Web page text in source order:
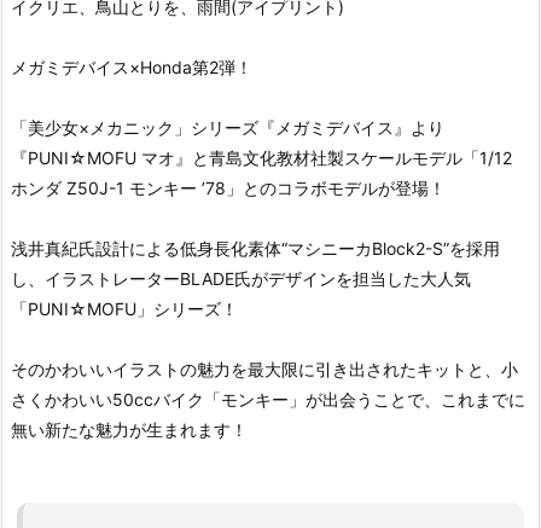
イクリエ、鳥山とりを、雨間(アイプリント)
メガミデバイス×Honda第2弾！
「美少女×メカニック」シリーズ『メガミデバイス』より
『PUNI☆MOFU マオ』と青島文化教材社製スケールモデル「1/12
ホンダ Z50J-1 モンキー ’78」とのコラボモデルが登場！
浅井真紀氏設計による低身長化素体“マシニーカBlock2-S”を採用
し、イラストレーターBLADE氏がデザインを担当した大人気
「PUNI☆MOFU」シリーズ！
そのかわいいイラストの魅力を最大限に引き出されたキットと、小
さくかわいい50ccバイク「モンキー」が出会うことで、これまでに
無い新たな魅力が生まれます！